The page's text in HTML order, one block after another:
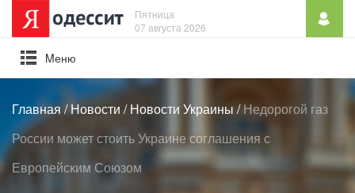
Пятница
07 августа 2026
Mеню
Главная/Новости /Новости Украины/Недорогой газ
России может стоить Украине соглашения с
Европейским Союзом